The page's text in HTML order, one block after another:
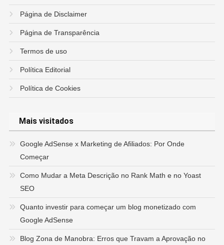
Página de Disclaimer
Página de Transparência
Termos de uso
Política Editorial
Política de Cookies
Mais visitados
Google AdSense x Marketing de Afiliados: Por Onde
Começar
Como Mudar a Meta Descrição no Rank Math e no Yoast
SEO
Quanto investir para começar um blog monetizado com
Google AdSense
Blog Zona de Manobra: Erros que Travam a Aprovação no